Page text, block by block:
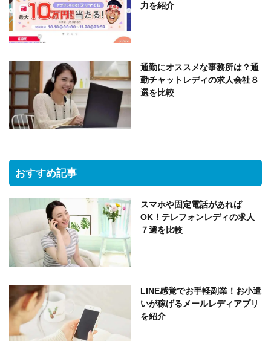
力を紹介
通勤にオススメな事務所は？通
勤チャットレディの求人会社８
選を比較
おすすめ記事
スマホや固定電話があれば
OK！テレフォンレディの求人
７選を比較
LINE感覚でお手軽副業！お小遣
いが稼げるメールレディアプリ
を紹介